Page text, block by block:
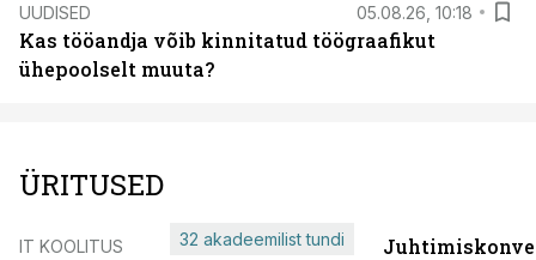
UUDISED 05.08.26, 10:18
Kas tööandja võib kinnitatud töögraafikut
ühepoolselt muuta?
ÜRITUSED
IT KOOLITUS 32 akadeemilist tundi